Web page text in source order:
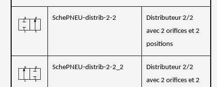
SchePNEU-distrib-2-2
Distributeur 2/2
avec 2 orifices et 2
positions
SchePNEU-distrib-2-2_2
Distributeur 2/2
avec 2 orifices et 2